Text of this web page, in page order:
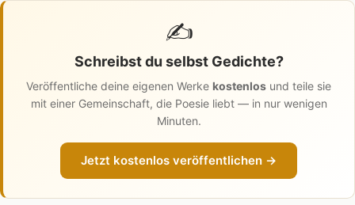
✍️
Schreibst du selbst Gedichte?
Veröffentliche deine eigenen Werke kostenlos und teile sie
mit einer Gemeinschaft, die Poesie liebt — in nur wenigen
Minuten.
Jetzt kostenlos veröffentlichen →